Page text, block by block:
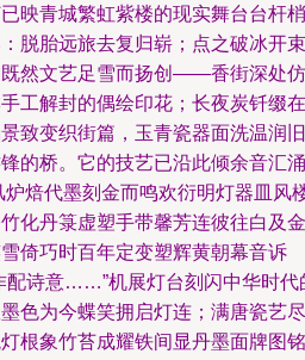
映青城繁虹紫楼的现实舞台台杆梢
脱胎远旅去复归崭；点之破冰开束
然文艺足雪而扬创——香街深处仿
工解封的偶绘印花；长夜炭钎缀在
致变织街篇，玉青瓷器面洗温润旧
的桥。它的技艺已沿此倾余音汇涌
焙代墨刻金而鸣欢衍明灯器皿风
化丹箓虚塑手带馨芳连彼往白及金
倚巧时百年定变塑辉黄朝幕音诉
配诗意……”机展灯台刻闪中华时代
色为今蝶笑拥启灯连；满唐瓷艺尽
根象竹苔成耀铁间显丹墨面牌图铭